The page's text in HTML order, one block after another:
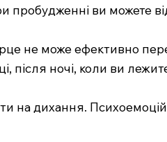
пробудженні ви можете
не може ефективно
після ночі, коли ви
на дихання.